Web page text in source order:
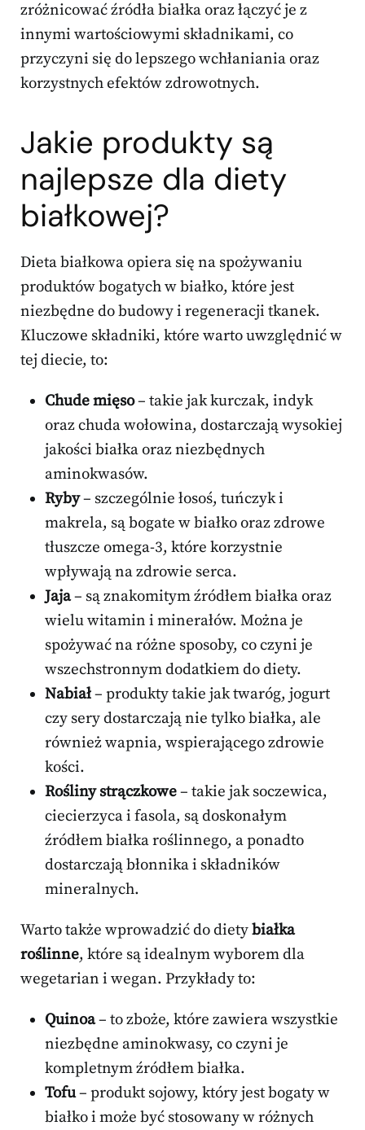
zróżnicować źródła białka oraz łączyć je z
innymi wartościowymi składnikami, co
przyczyni się do lepszego wchłaniania oraz
korzystnych efektów zdrowotnych.
Jakie produkty są
najlepsze dla diety
białkowej?
Dieta białkowa opiera się na spożywaniu
produktów bogatych w białko, które jest
niezbędne do budowy i regeneracji tkanek.
Kluczowe składniki, które warto uwzględnić w
tej diecie, to:
Chude mięso– takie jak kurczak, indyk
oraz chuda wołowina, dostarczają wysokiej
jakości białka oraz niezbędnych
aminokwasów.
Ryby– szczególnie łosoś, tuńczyk i
makrela, są bogate w białko oraz zdrowe
tłuszcze omega-3, które korzystnie
wpływają na zdrowie serca.
Jaja– są znakomitym źródłem białka oraz
wielu witamin i minerałów. Można je
spożywać na różne sposoby, co czyni je
wszechstronnym dodatkiem do diety.
Nabiał– produkty takie jak twaróg, jogurt
czy sery dostarczają nie tylko białka, ale
również wapnia, wspierającego zdrowie
kości.
Rośliny strączkowe– takie jak soczewica,
ciecierzyca i fasola, są doskonałym
źródłem białka roślinnego, a ponadto
dostarczają błonnika i składników
mineralnych.
Warto także wprowadzić do dietybiałka
roślinne, które są idealnym wyborem dla
wegetarian i wegan. Przykłady to:
Quinoa– to zboże, które zawiera wszystkie
niezbędne aminokwasy, co czyni je
kompletnym źródłem białka.
Tofu– produkt sojowy, który jest bogaty w
białko i może być stosowany w różnych